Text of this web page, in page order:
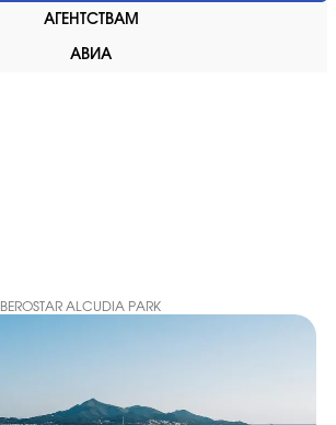
АГЕНТСТВАМ
АВИА
IBEROSTAR ALCUDIA PARK